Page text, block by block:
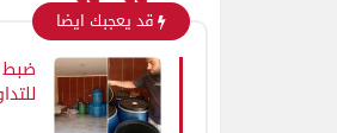
قد يعجبك ايضا
ضبط